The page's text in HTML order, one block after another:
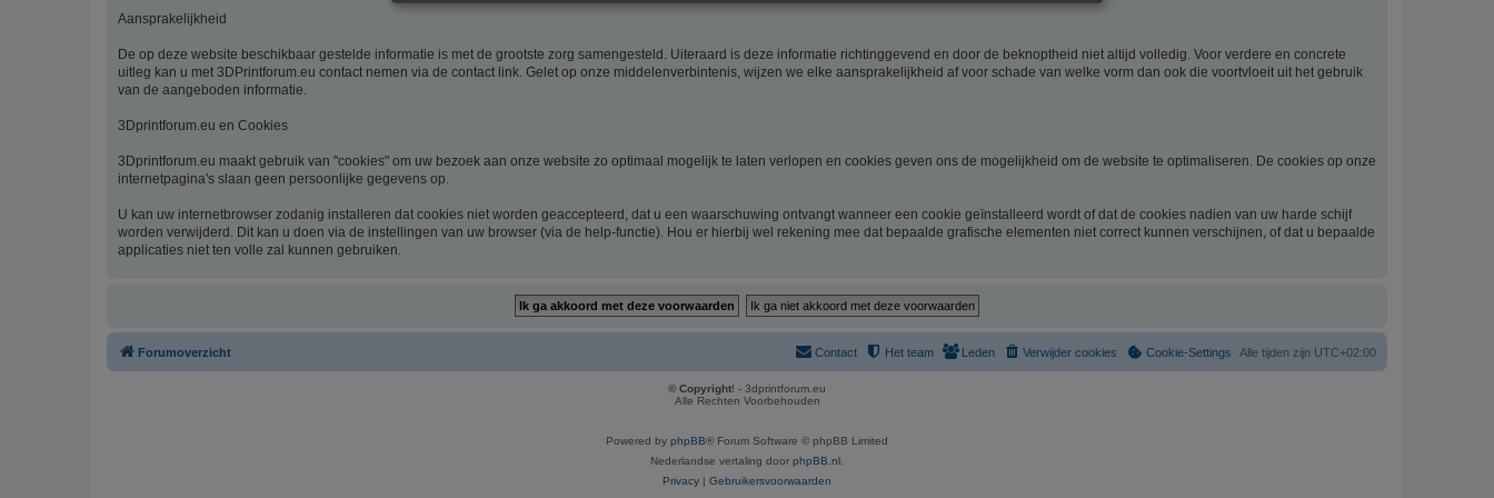
Aansprakelijkheid
De op deze website beschikbaar gestelde informatie is met de grootste zorg samengesteld. Uiteraard is deze informatie richtinggevend en door de beknoptheid niet altijd volledig. Voor verdere en concrete
uitleg kan u met 3DPrintforum.eu contact nemen via de contact link. Gelet op onze middelenverbintenis, wijzen we elke aansprakelijkheid af voor schade van welke vorm dan ook die voortvloeit uit het gebruik
van de aangeboden informatie.
3Dprintforum.eu en Cookies
3Dprintforum.eu maakt gebruik van "cookies" om uw bezoek aan onze website zo optimaal mogelijk te laten verlopen en cookies geven ons de mogelijkheid om de website te optimaliseren. De cookies op onze
internetpagina's slaan geen persoonlijke gegevens op.
U kan uw internetbrowser zodanig installeren dat cookies niet worden geaccepteerd, dat u een waarschuwing ontvangt wanneer een cookie geïnstalleerd wordt of dat de cookies nadien van uw harde schijf
worden verwijderd. Dit kan u doen via de instellingen van uw browser (via de help-functie). Hou er hierbij wel rekening mee dat bepaalde grafische elementen niet correct kunnen verschijnen, of dat u bepaalde
applicaties niet ten volle zal kunnen gebruiken.
Forumoverzicht Alle tijden zijn UTC+02:00
Cookie-Settings
Verwijder cookies
Leden
Het team
Contact
© Copyright! - 3dprintforum.eu
Alle Rechten Voorbehouden
Powered by phpBB® Forum Software © phpBB Limited
Nederlandse vertaling door phpBB.nl.
Privacy | Gebruikersvoorwaarden